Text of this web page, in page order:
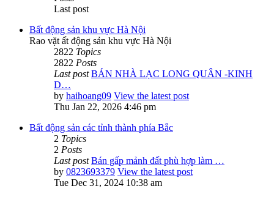
Last post
Bất động sản khu vực Hà Nội
Rao vặt ất động sản khu vực Hà Nội
2822 Topics
2822 Posts
Last post BÁN NHÀ LẠC LONG QUÂN -KINH
D…
by haihoang09 View the latest post
Thu Jan 22, 2026 4:46 pm
Bất động sản các tỉnh thành phía Bắc
2 Topics
2 Posts
Last post Bán gấp mảnh đất phù hợp làm …
by 0823693379 View the latest post
Tue Dec 31, 2024 10:38 am